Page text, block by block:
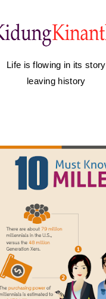
Life is flowing in its story
leaving history